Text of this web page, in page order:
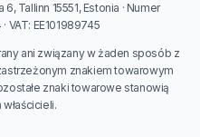
Tallinn 15551, Estonia · Numer
VAT: EE101989745
ani związany w żaden sposób z
znakiem towarowym
znaki towarowe stanowią
właścicieli.